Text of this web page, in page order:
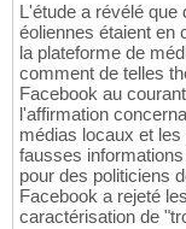
L'étude a révélé
éoliennes étaient en
la plateforme de
comment de telles
Facebook au
l'affirmation
médias locaux et
fausses
pour des politiciens
Facebook a rejeté
caractérisation de